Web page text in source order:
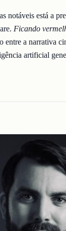
notáveis está a
Ficando
entre a narrativa
artificial